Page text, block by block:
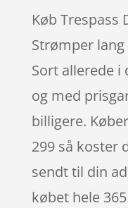
Køb Trespass
Strømper
Sort allerede i
og med
billigere.
299 så koster
sendt til din
købet hele